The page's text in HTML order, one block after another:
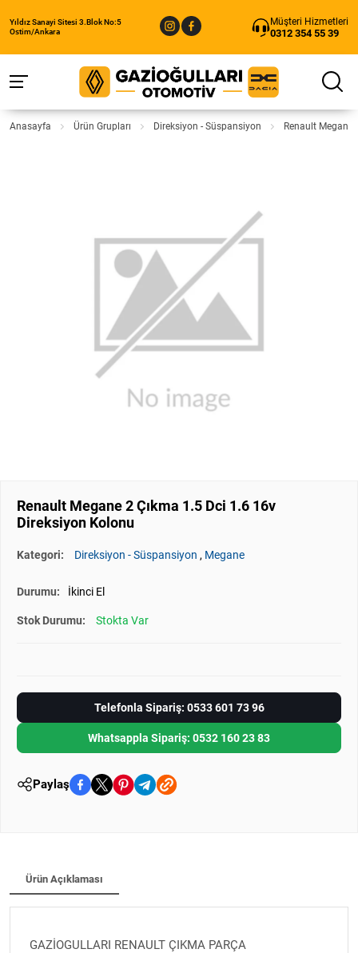
Yıldız Sanayi Sitesi 3.Blok No:5
Ostim/Ankara
Müşteri Hizmetleri
0312 354 55 39
Anasayfa Ürün Grupları Direksiyon - Süspansiyon Renault Megane
Renault Megane 2 Çıkma 1.5 Dci 1.6 16v
Direksiyon Kolonu
Kategori: Direksiyon - Süspansiyon , Megane
Durumu: İkinci El
Stok Durumu: Stokta Var
Telefonla Sipariş: 0533 601 73 96
Whatsappla Sipariş: 0532 160 23 83
Paylaş
Ürün Açıklaması
GAZİOGULLARI RENAULT ÇIKMA PARÇA